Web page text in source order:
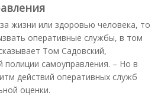
жизни или здоровью человека, то
оперативные службы, в том
Том Садовский,
полиции самоуправления. – Но в
действий оперативных служб
оценки.